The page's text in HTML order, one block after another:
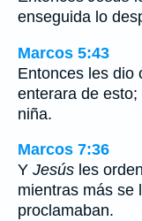
enseguida lo
Marcos 5:43
Entonces les dio
enterara de
niña.
Marcos 7:36
Y Jesús les
mientras más se
proclamaban.